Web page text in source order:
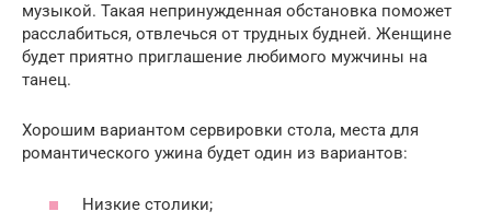
музыкой. Такая непринужденная обстановка поможет
расслабиться, отвлечься от трудных будней. Женщине
будет приятно приглашение любимого мужчины на
танец.
Хорошим вариантом сервировки стола, места для
романтического ужина будет один из вариантов:
Низкие столики;